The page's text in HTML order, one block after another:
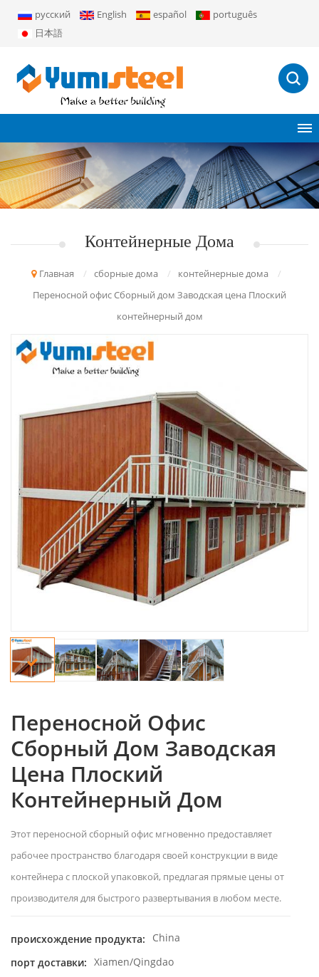
русский English español
português
日本語
Контейнерные Дома
Главная / сборные дома / контейнерные дома
/
Переносной офис Сборный дом Заводская цена Плоский
контейнерный дом
Переносной Офис
Сборный Дом Заводская
Цена Плоский
Контейнерный Дом
Этот переносной сборный офис мгновенно предоставляет
рабочее пространство благодаря своей конструкции в виде
контейнера с плоской упаковкой, предлагая прямые цены от
производителя для быстрого развертывания в любом месте.
происхождение продукта:
China
порт доставки: Xiamen/Qingdao